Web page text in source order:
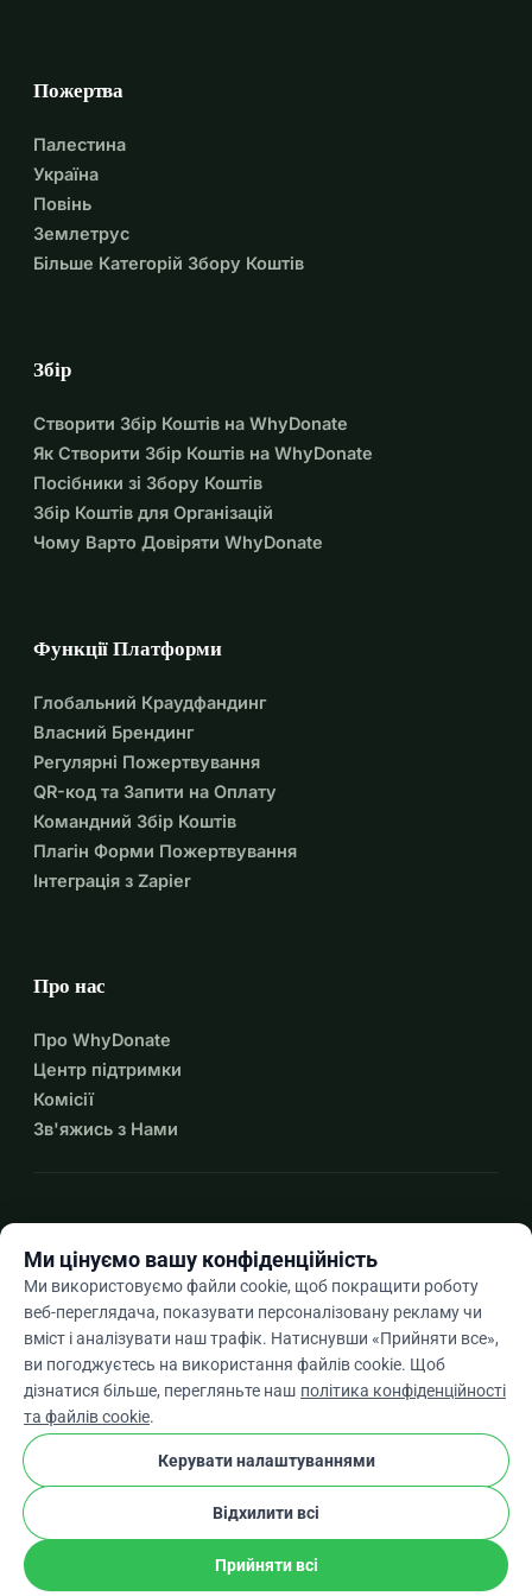
Пожертва
Палестина
Україна
Повінь
Землетрус
Більше Категорій Збору Коштів
Збір
Створити Збір Коштів на WhyDonate
Як Створити Збір Коштів на WhyDonate
Посібники зі Збору Коштів
Збір Коштів для Організацій
Чому Варто Довіряти WhyDonate
Функції Платформи
Глобальний Краудфандинг
Власний Брендинг
Регулярні Пожертвування
QR-код та Запити на Оплату
Командний Збір Коштів
Плагін Форми Пожертвування
Інтеграція з Zapier
Про нас
Про WhyDonate
Центр підтримки
Комісії
Зв'яжись з Нами
Ukarrow_drop_down
★★★★★4,9 / 5 на основі 500+ відгуків
WhyDonate
Конфіденційність і файли cookie
stripe checkПеревірений Партнер
Ми цінуємо вашу конфіденційність
Ми використовуємо файли cookie, щоб покращити роботу
веб-переглядача, показувати персоналізовану рекламу чи
вміст і аналізувати наш трафік. Натиснувши «Прийняти все»,
ви погоджуєтесь на використання файлів cookie. Щоб
дізнатися більше, перегляньте наш політика конфіденційності
та файлів cookie.
Керувати налаштуваннями
Відхилити всі
Прийняти всі